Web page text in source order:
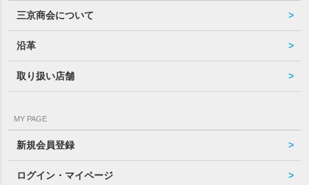
三京商会について
沿革
取り扱い店舗
MY PAGE
新規会員登録
ログイン・マイページ